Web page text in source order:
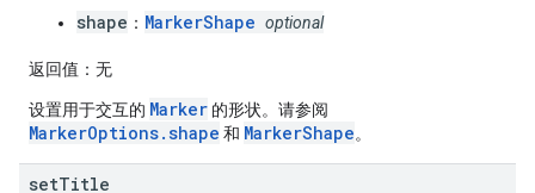
shape ： MarkerShape optional
返回值 ：无
设置用于交互的 Marker 的形状。请参阅
MarkerOptions.shape 和 MarkerShape。
setTitle